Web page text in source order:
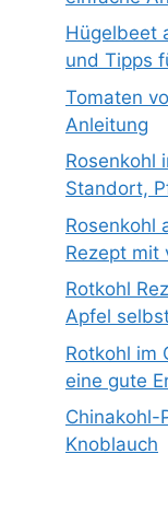
Hügelbeet
und Tipps
Tomaten
Anleitung
Rosenkohl
Standort,
Rosenkohl
Rezept mit
Rotkohl
Apfel
Rotkohl im
eine gute
Chinakohl-
Knoblauch